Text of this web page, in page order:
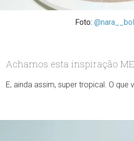
Foto:
Achamos esta inspiração
E, ainda assim, super tropical. O que